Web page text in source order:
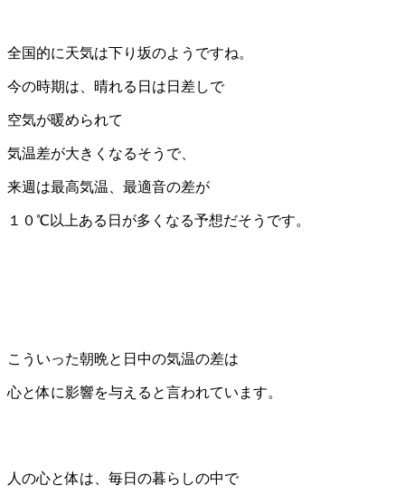
全国的に天気は下り坂のようですね。
今の時期は、晴れる日は日差しで
空気が暖められて
気温差が大きくなるそうで、
来週は最高気温、最適音の差が
１０℃以上ある日が多くなる予想だそうです。
こういった朝晩と日中の気温の差は
心と体に影響を与えると言われています。
人の心と体は、毎日の暮らしの中で